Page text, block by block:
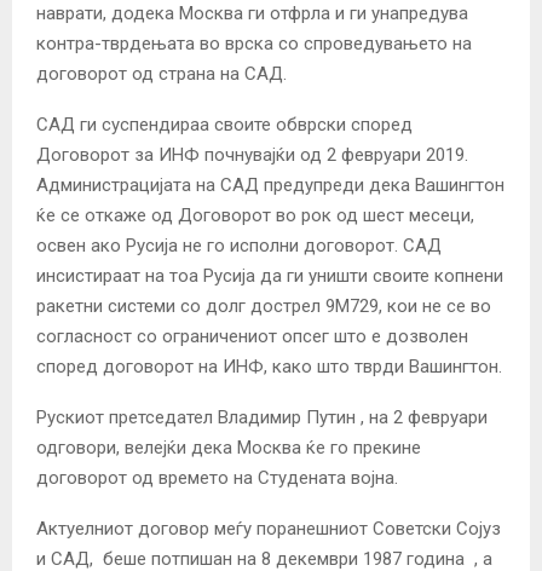
наврати, додека Москва ги отфрла и ги унапредува
контра-тврдењата во врска со спроведувањето на
договорот од страна на САД.
САД ги суспендираа своите обврски според
Договорот за ИНФ почнувајќи од 2 февруари 2019.
Администрацијата на САД предупреди дека Вашингтон
ќе се откаже од Договорот во рок од шест месеци,
освен ако Русија не го исполни договорот. САД
инсистираат на тоа Русија да ги уништи своите копнени
ракетни системи со долг дострел 9M729, кои не се во
согласност со ограничениот опсег што е дозволен
според договорот на ИНФ, како што тврди Вашингтон.
Рускиот претседател Владимир Путин , на 2 февруари
одговори, велејќи дека Москва ќе го прекине
договорот од времето на Студената војна.
Актуелниот договор меѓу поранешниот Советски Сојуз
и САД, беше потпишан на 8 декември 1987 година , а